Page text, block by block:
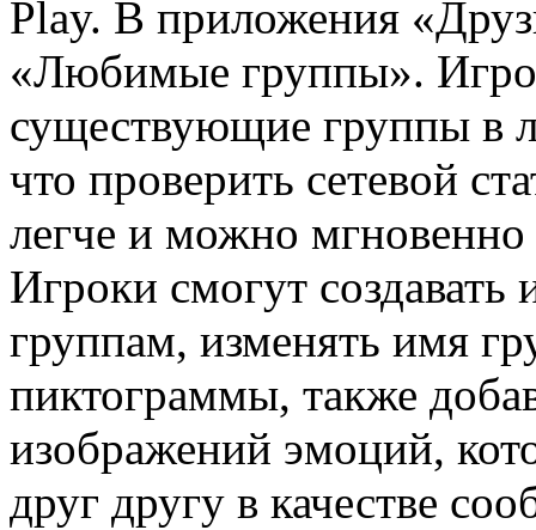
Play. В приложения
«Любимые группы».
существующие группы в
что проверить сетевой
легче и можно
Игроки смогут создавать
группам, изменять имя
пиктограммы, также
изображений эмоций,
друг другу в качестве